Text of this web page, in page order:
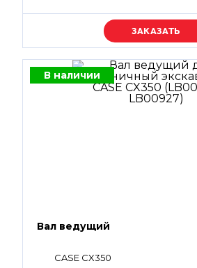
Уточняйте цену
В наличии
Вал ведущий
CASE CX350